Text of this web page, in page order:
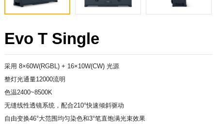
Evo T Single
采用 8×60W(RGBL) + 16×10W(CW) 光源
整灯光通量12000流明
色温2400~8500K
无缝线性透镜系统，配合210°快速倾斜驱动
自由变换46°大范围均匀染色和3°笔直饱满光束效果